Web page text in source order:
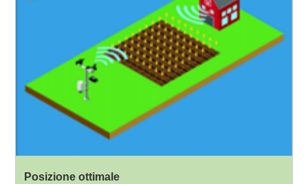
Posizione ottimale